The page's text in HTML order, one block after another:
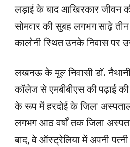
लड़ाई के बाद आखिरकार जीवन
सोमवार की सुबह लगभग साढ़े
कालोनी स्थित उनके निवास पर
लखनऊ के मूल निवासी डॉ.
कॉलेज से एमबीबीएस की पढ़ाई
के रूप में हरदोई के जिला
लगभग आठ वर्षों तक जिला
बाद, वे ऑस्ट्रेलिया में अपनी